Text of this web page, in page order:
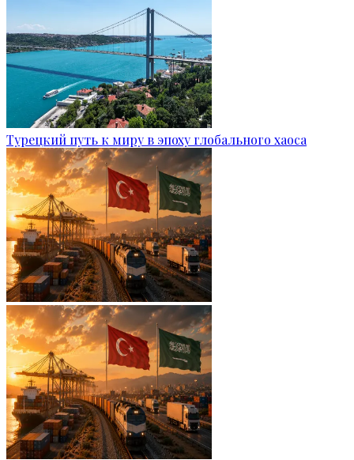
Турецкий путь к миру в эпоху глобального хаоса